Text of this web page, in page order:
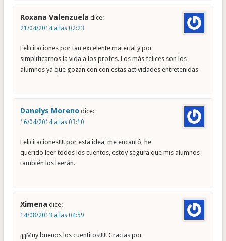
Roxana Valenzuela dice:
21/04/2014 a las 02:23
Felicitaciones por tan excelente material y por
simplificarnos la vida a los profes. Los más felices son los
alumnos ya que gozan con con estas actividades entretenidas
Danelys Moreno dice:
16/04/2014 a las 03:10
Felicitaciones!!!! por esta idea, me encantó, he
querido leer todos los cuentos, estoy segura que mis alumnos
también los leerán.
Ximena dice:
14/08/2013 a las 04:59
¡¡¡¡Muy buenos los cuentitos!!!!! Gracias por